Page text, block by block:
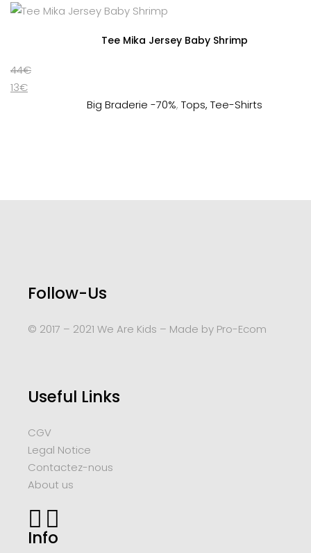
Tee Mika Jersey Baby Shrimp
44€
13€
Big Braderie -70%, Tops, Tee-Shirts
Info
Useful Links
CGV
Legal Notice
Contactez-nous
About us
Follow-Us
© 2017 – 2021 We Are Kids – Made by Pro-Ecom